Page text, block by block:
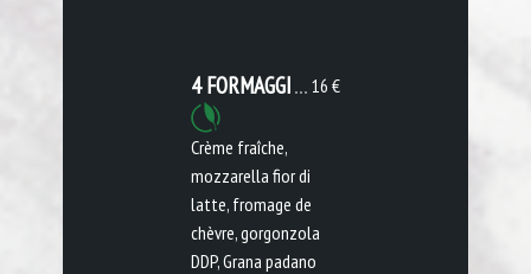
16 €
4 FORMAGGI
Crème fraîche,
mozzarella fior di
latte, fromage de
chèvre, gorgonzola
DDP, Grana padano